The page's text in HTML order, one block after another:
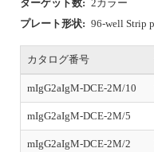
ターゲット数: 2カラー
プレート形状: 96-well Strip
カタログ番号
mIgG2aIgM-DCE-2M/10
mIgG2aIgM-DCE-2M/5
mIgG2aIgM-DCE-2M/2